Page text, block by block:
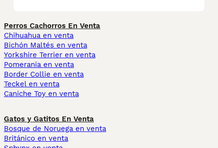
Perros Cachorros En Venta
Chihuahua en venta
Bichón Maltés en venta
Yorkshire Terrier en venta
Pomerania en venta
Border Collie en venta
Teckel en venta
Caniche Toy en venta
Gatos y Gatitos En Venta
Bosque de Noruega en venta
Británico en venta